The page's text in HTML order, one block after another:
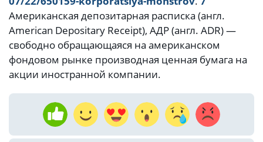
Американская депозитарная расписка (англ.
American Depositary Receipt), АДР (англ. ADR) —
свободно обращающаяся на американском
фондовом рынке производная ценная бумага на
акции иностранной компании.